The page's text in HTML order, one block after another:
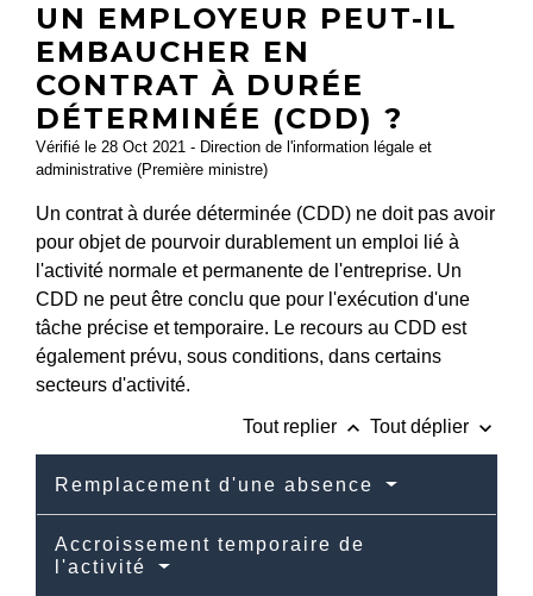
UN EMPLOYEUR PEUT-IL
EMBAUCHER EN
CONTRAT À DURÉE
DÉTERMINÉE (CDD) ?
Vérifié le 28 Oct 2021 - Direction de l'information légale et
administrative (Première ministre)
Un contrat à durée déterminée (CDD) ne doit pas avoir
pour objet de pourvoir durablement un emploi lié à
l'activité normale et permanente de l'entreprise. Un
CDD ne peut être conclu que pour l'exécution d'une
tâche précise et temporaire. Le recours au CDD est
également prévu, sous conditions, dans certains
secteurs d'activité.
Tout replier keyboard_arrow_up Tout déplier keyboard_arrow_down
Remplacement d'une absence
Accroissement temporaire de
l'activité